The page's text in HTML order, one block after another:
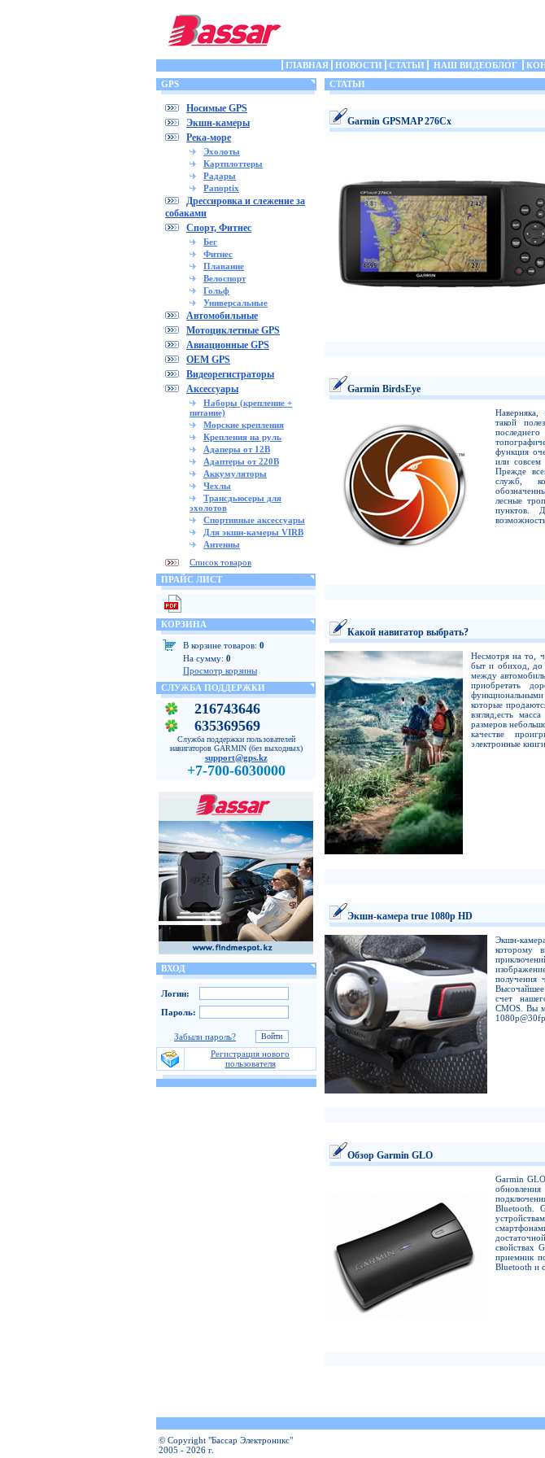
ГЛАВНАЯ НОВОСТИ СТАТЬИ НАШ ВИДЕОБЛОГ
GPS
Носимые GPS
Экшн-камеры
Река-море
Эхолоты
Картплоттеры
Радары
Panoptix
Дрессировка и слежение за
собаками
Спорт, Фитнес
Бег
Фитнес
Плавание
Велоспорт
Гольф
Универсальные
Автомобильные
Мотоциклетные GPS
Авиационные GPS
OEM GPS
Видеорегистраторы
Аксессуары
Наборы (крепление +
питание)
Морские крепления
Крепления на руль
Адаперы от 12В
Адаптеры от 220В
Аккумуляторы
Чехлы
Трансдьюсеры для
эхолотов
Спортивные аксессуары
Для экшн-камеры VIRB
Антенны
Список товаров
ПРАЙС ЛИСТ
КОРЗИНА
В корзине товаров: 0
На сумму: 0
Просмотр корзины
СЛУЖБА ПОДДЕРЖКИ
216743646
635369569
Служба поддержки пользователей
навигаторов GARMIN (без выходных)
support@gps.kz
+7-700-6030000
ВХОД
Логин:
Пароль:
Забыли пароль?
Регистрация нового
пользователя
СТАТЬИ
Garmin GPSMAP 276Cx
Garmin BirdsEye
такой
функция
или совсем
Прежде
служб,
лесные
пунктов.
Какой навигатор выбрать?
Несмотря на то,
быт и обиход, до
между
приобретать
которые
взгляд,есть
размеров
качестве
электронные
Экшн-камера true 1080p HD
Экшн-
которому
получения
счет
CMOS. Вы
Обзор Garmin GLO
Garmin
Bluetooth.
свойствах
приемник
Bluetooth и
© Copyright "Бассар Электроникс"
2005 - 2026 г.